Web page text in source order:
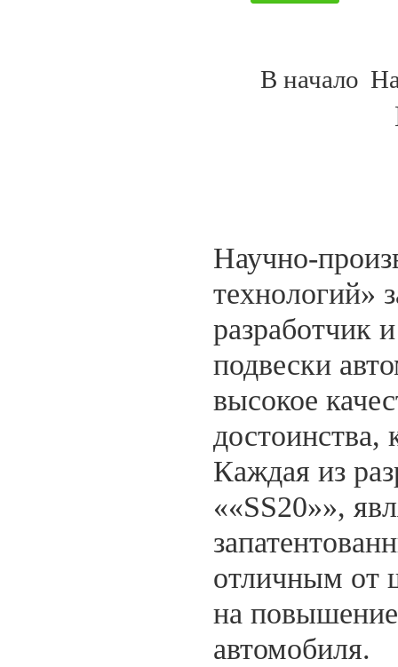
В начало
Научно-
технологий»
разработчик
подвески
высокое
Каждая из
««SS20»»,
отличным от
на повышение
автомобиля.